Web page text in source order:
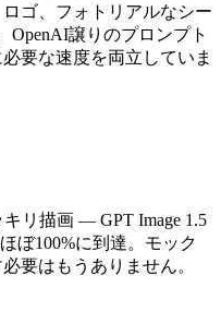
ゴ、フォトリアルなシー
OpenAI譲りのプロンプト
要な速度を両立していま
リ描画 — GPT Image 1.5
ぼ100%に到達。モック
要はもうありません。